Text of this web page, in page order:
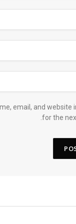
email, and website
for the